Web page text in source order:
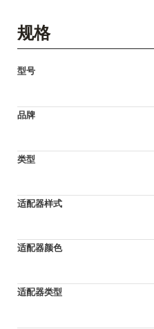
规格
型号
品牌
类型
适配器样式
适配器颜色
适配器类型